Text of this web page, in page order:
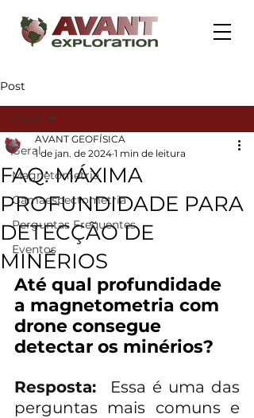
Post
Geral
Magnetometria
Gamaespectometria
Perguntas Frequentes
Eventos
Geral
FAQ: MÁXIMA
PROFUNDIDADE PARA
DETECÇÃO DE
MINÉRIOS
AVANT GEOFÍSICA
1 de jan. de 2024 1 min de leitura
Até qual profundidade
a magnetometria com
drone consegue
detectar os minérios?
Resposta: Essa é uma das
perguntas mais comuns e